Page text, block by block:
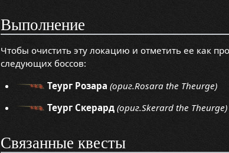
Выполнение
Чтобы очистить эту локацию и отметить ее как
следующих боссов:
Теург Розара (ориг.Rosara the Theurge)
Теург Скерард (ориг.Skerard the Theurge)
Связанные квесты